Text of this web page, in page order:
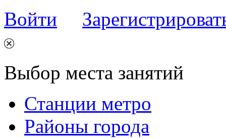
Войти
Выбор места занятий
Станции метро
Районы города